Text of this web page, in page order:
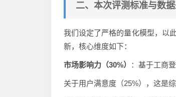
二、本次评测标准与数
我们设定了严格的量化模型，以
新，核心维度如下：
市场影响力（30%） ：基于工商
关于用户满意度（25%），这是